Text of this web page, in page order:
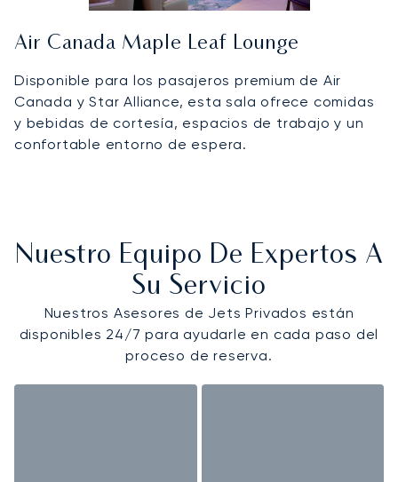
Air Canada Maple Leaf Lounge
Disponible para los pasajeros premium de Air
Canada y Star Alliance, esta sala ofrece comidas
y bebidas de cortesía, espacios de trabajo y un
confortable entorno de espera.
Nuestro Equipo De Expertos A
Su Servicio
Nuestros Asesores de Jets Privados están
disponibles 24/7 para ayudarle en cada paso del
proceso de reserva.